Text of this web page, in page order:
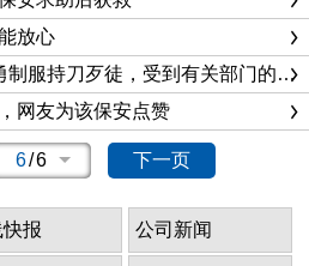
放心
清远保安公司3名保安英勇制服持刀歹徒，受到有关部门的表彰
网友为该保安点赞
6/6 下一页
报 公司新闻